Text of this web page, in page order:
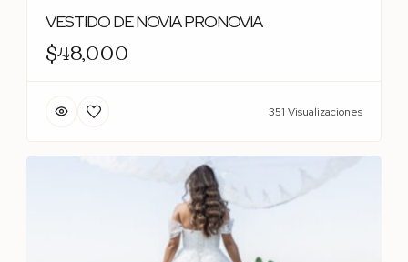
VESTIDO DE NOVIA PRONOVIA
$48,000
351 Visualizaciones